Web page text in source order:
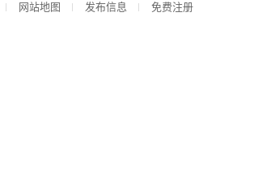
网站地图 发布信息 免费注册